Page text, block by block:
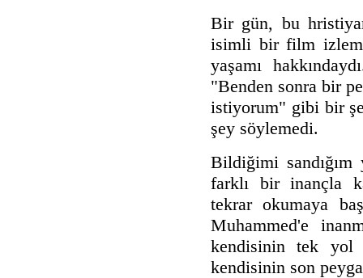
Bir gün, bu
isimli bir film
yaşamı
"Benden sonra bir
istiyorum" gibi bir
şey söylemedi.
Bildiğimi
farklı bir inançla
tekrar okumaya
Muhammed'e
kendisinin tek yol
kendisinin son